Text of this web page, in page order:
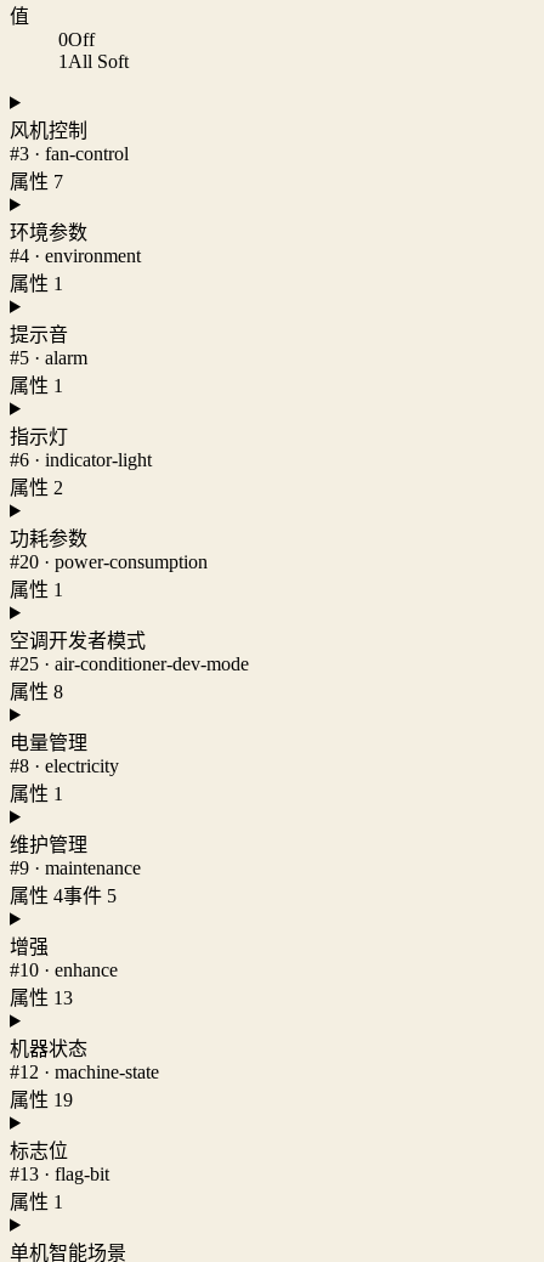
值
0Off
1 All Soft
风机控制
#3 · fan-control
属性 7
环境参数
#4 · environment
属性 1
提示音
#5 · alarm
属性 1
指示灯
#6 · indicator-light
属性 2
功耗参数
#20 · power-consumption
属性 1
空调开发者模式
#25 · air-conditioner-dev-mode
属性 8
电量管理
#8 · electricity
属性 1
维护管理
#9 · maintenance
属性 4事件 5
增强
#10 · enhance
属性 13
机器状态
#12 · machine-state
属性 19
标志位
#13 · flag-bit
属性 1
单机智能场景